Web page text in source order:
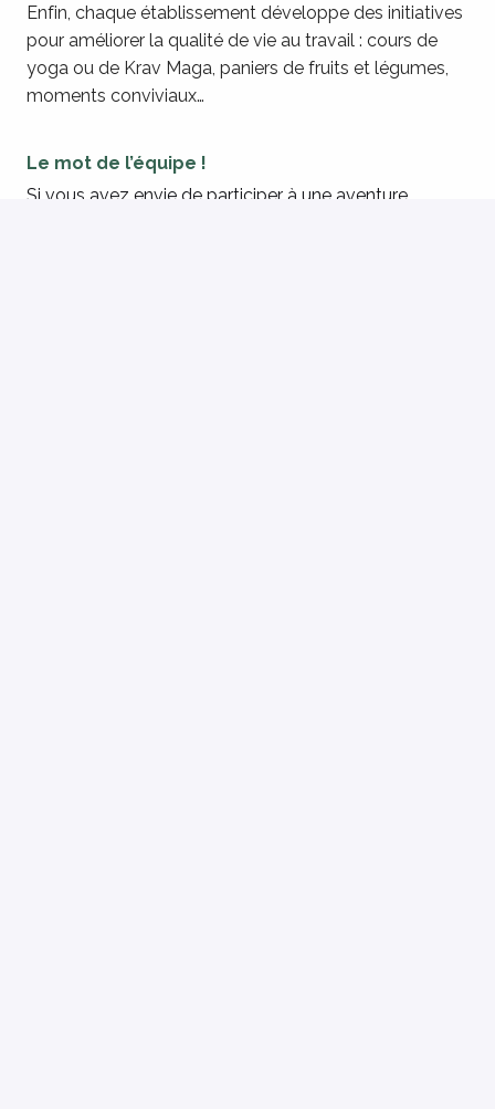
Enfin, chaque établissement développe des initiatives
pour améliorer la qualité de vie au travail : cours de
yoga ou de Krav Maga, paniers de fruits et légumes,
moments conviviaux…
Le mot de l’équipe !
Si vous avez envie de participer à une aventure